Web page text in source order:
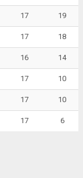
17 19
17 18
16 14
17 10
17 10
17 6